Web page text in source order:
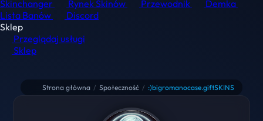
Skinchanger
Rynek Skinów Przewodnik
Demka
Lista Banów
Discord
Sklep
Przeglądaj usługi
Sklep
Strona główna / Społeczność / :)bigromanocase.giftSKINS